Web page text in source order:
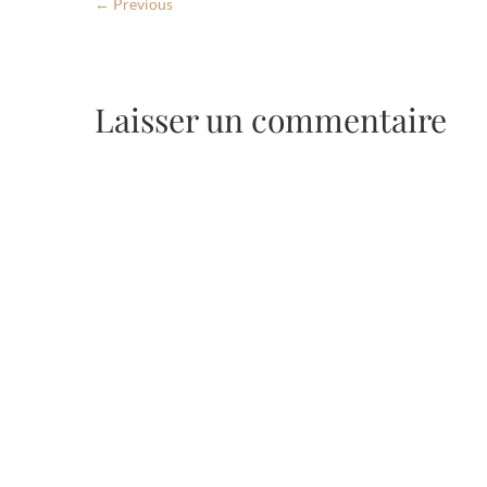
← Previous
Laisser un commentaire